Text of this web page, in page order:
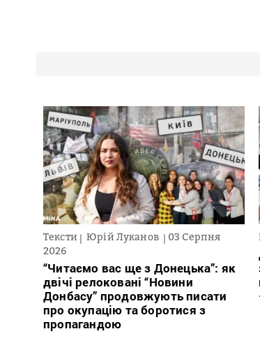
Тексти Юрій Луканов
03 Серпня
2026
“Читаємо вас ще з Донецька”: як
двічі релоковані “Новини
Донбасу” продовжують писати
про окупацію та боротися з
пропагандою